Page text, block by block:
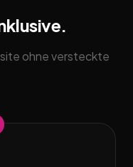
ohne versteckte